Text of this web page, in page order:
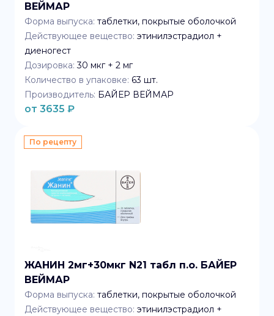
ВЕЙМАР
Форма выпуска: таблетки, покрытые оболочкой
Действующее вещество: этинилэстрадиол +
диеногест
Дозировка: 30 мкг + 2 мг
Количество в упаковке: 63 шт.
Производитель: БАЙЕР ВЕЙМАР
от 3635 ₽
По рецепту
ЖАНИН 2мг+30мкг N21 табл п.о. БАЙЕР
ВЕЙМАР
Форма выпуска: таблетки, покрытые оболочкой
Действующее вещество: этинилэстрадиол +